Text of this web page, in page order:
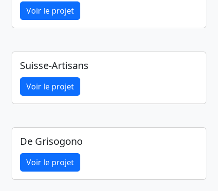
Voir le projet
Suisse-Artisans
Voir le projet
De Grisogono
Voir le projet